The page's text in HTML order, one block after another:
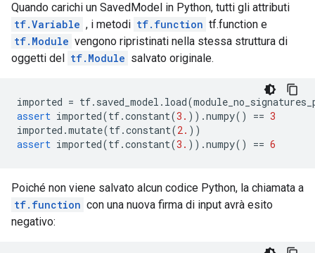
Quando carichi un SavedModel in Python, tutti gli attributi
tf.Variable , i metodi tf.function tf.function e
tf.Module vengono ripristinati nella stessa struttura di
oggetti del tf.Module salvato originale.
imported = tf. saved_model . load(
assert imported(tf.constant(3. )).numpy() == 3
imported .mutate(tf.constant(2. ))
assert imported(tf.constant(3. )).numpy() == 6
Poiché non viene salvato alcun codice Python, la chiamata a
tf.function con una nuova firma di input avrà esito
negativo: